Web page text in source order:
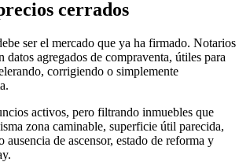
cerrados
ser el mercado que ya ha firmado. Notarios
datos agregados de compraventa, útiles para
corrigiendo o simplemente
activos, pero filtrando inmuebles que
zona caminable, superficie útil parecida,
ausencia de ascensor, estado de reforma y